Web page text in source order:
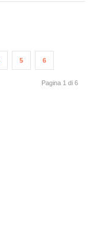
5 6
Pagina 1 di 6